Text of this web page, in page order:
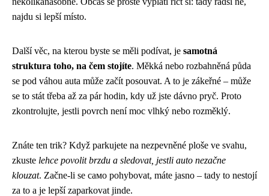
najdu si lepší místo.
Další věc, na kterou byste se měli podívat, je samotná
struktura toho, na čem stojíte. Měkká nebo rozbahněná půda
se pod váhou auta může začít posouvat. A to je zákeřné – může
se to stát třeba až za pár hodin, kdy už jste dávno pryč. Proto
zkontrolujte, jestli povrch není moc vlhký nebo rozměklý.
Znáte ten trik? Když parkujete na nezpevněné ploše ve svahu,
zkuste lehce povolit brzdu a sledovat, jestli auto nezačne
klouzat. Začne-li se само pohybovat, máte jasno – tady to nestojí
za to a je lepší zaparkovat jinde.